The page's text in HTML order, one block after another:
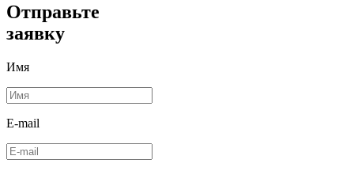
Отправьте
заявку
Имя
E-mail